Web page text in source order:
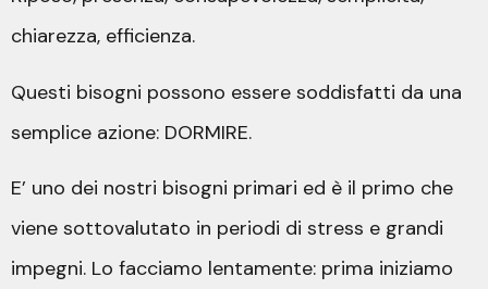
chiarezza, efficienza.
Questi bisogni possono essere soddisfatti da una
semplice azione: DORMIRE.
E’ uno dei nostri bisogni primari ed è il primo che
viene sottovalutato in periodi di stress e grandi
impegni. Lo facciamo lentamente: prima iniziamo